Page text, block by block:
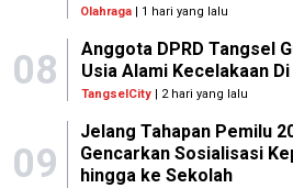
Olahraga | 1 hari yang lalu
08
Anggota DPRD Tangsel
Usia Alami Kecelakaan
TangselCity| 2 hari yang lalu
09
Jelang Tahapan Pemilu
Gencarkan Sosialisasi
hingga ke Sekolah